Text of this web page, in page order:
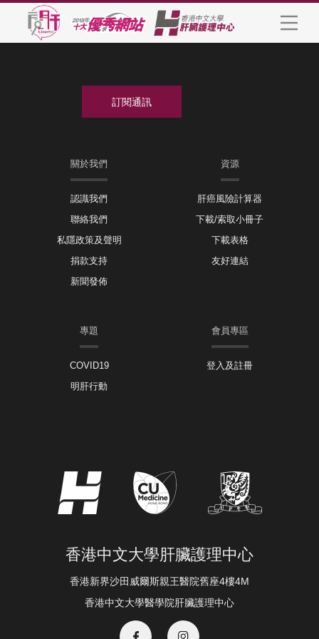
關於我們
認識我們
聯絡我們
私隱政策及聲明
捐款支持
新聞發佈
資源
肝癌風險計算器
下載/索取小冊子
下載表格
友好連結
專題
COVID19
明肝行動
會員專區
登入及註冊
香港中文大學肝臟護理中心
香港新界沙田威爾斯親王醫院舊座4樓4M
香港中文大學醫學院肝臟護理中心